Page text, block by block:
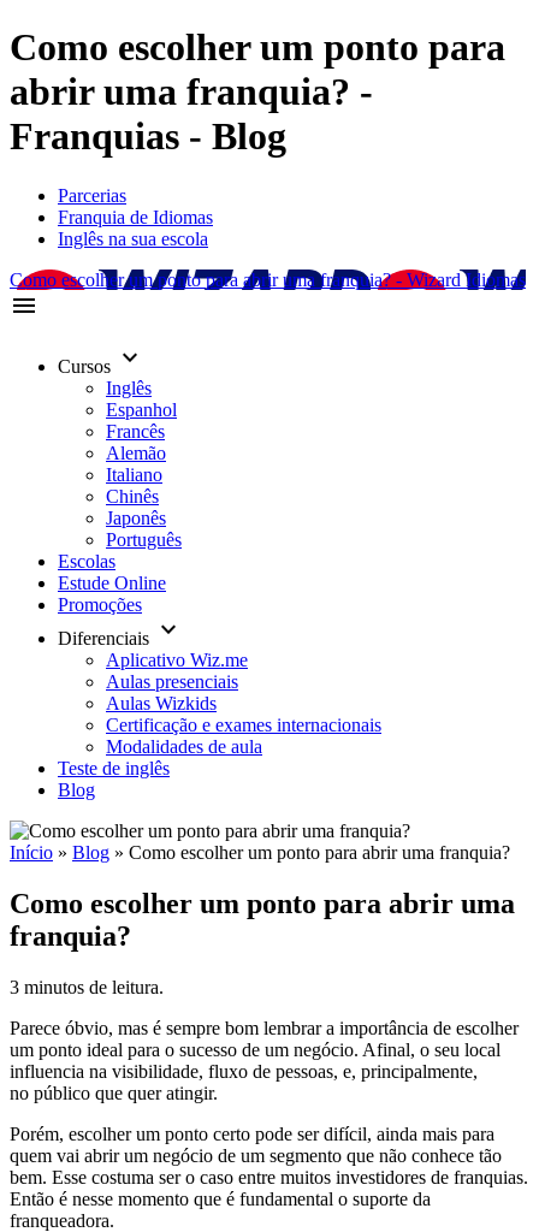
Como escolher um ponto para
abrir uma franquia? -
Franquias - Blog
Parcerias
Franquia de Idiomas
Inglês na sua escola
Como escolher um ponto para abrir uma franquia? - Wizard Idiomas
menu
Cursos keyboard_arrow_down
Inglês
Espanhol
Francês
Alemão
Italiano
Chinês
Japonês
Português
Escolas
Estude Online
Promoções
Diferenciais keyboard_arrow_down
Aplicativo Wiz.me
Aulas presenciais
Aulas Wizkids
Certificação e exames internacionais
Modalidades de aula
Teste de inglês
Blog
Início » Blog » Como escolher um ponto para abrir uma franquia?
Como escolher um ponto para abrir uma
franquia?
3 minutos de leitura.
Parece óbvio, mas é sempre bom lembrar a importância de escolher
um ponto ideal para o sucesso de um negócio. Afinal, o seu local
influencia na visibilidade, fluxo de pessoas, e, principalmente,
no público que quer atingir.
Porém, escolher um ponto certo pode ser difícil, ainda mais para
quem vai abrir um negócio de um segmento que não conhece tão
bem. Esse costuma ser o caso entre muitos investidores de franquias.
Então é nesse momento que é fundamental o suporte da
franqueadora.